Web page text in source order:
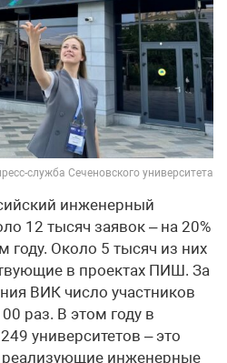
служба Сеченовского университета
инженерный
12 тысяч заявок – на 20%
Около 5 тысяч из них
в проектах ПИШ. За
ВИК число участников
раз. В этом году в
университетов – это
реализующие инженерные